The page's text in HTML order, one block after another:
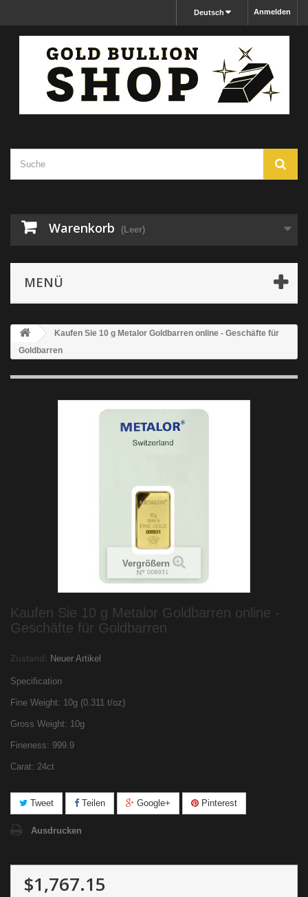
Anmelden
Deutsch
Warenkorb (Leer)
MENÜ
Kaufen Sie 10 g Metalor Goldbarren online - Geschäfte für
Goldbarren
Vergrößern
Kaufen Sie 10 g Metalor Goldbarren online -
Geschäfte für Goldbarren
Zustand: Neuer Artikel
Specification
Fine Weight: 10g (0.311 t/oz)
Gross Weight: 10g
Fineness: 999.9
Carat: 24ct
Tweet Teilen Google+ Pinterest
Ausdrucken
$1,767.15